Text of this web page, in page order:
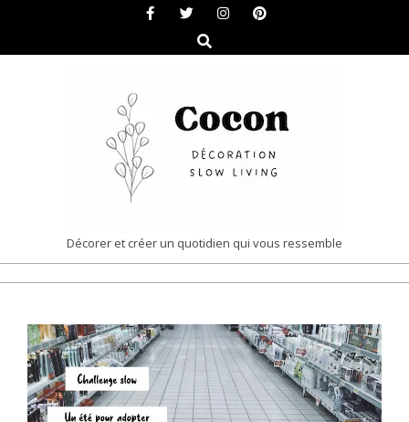
content
Search
COCON
|
&
SLOW
LIVING
Décorer et créer un quotidien qui vous ressemble
Menu